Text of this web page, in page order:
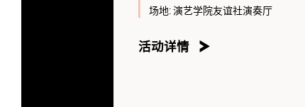
场地:演艺学院友谊社演奏厅
活动详情